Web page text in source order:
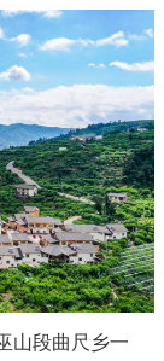
段曲尺乡一